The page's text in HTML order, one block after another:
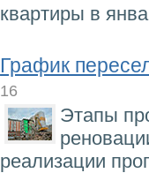
квартиры в
График
16
Этапы
реализации